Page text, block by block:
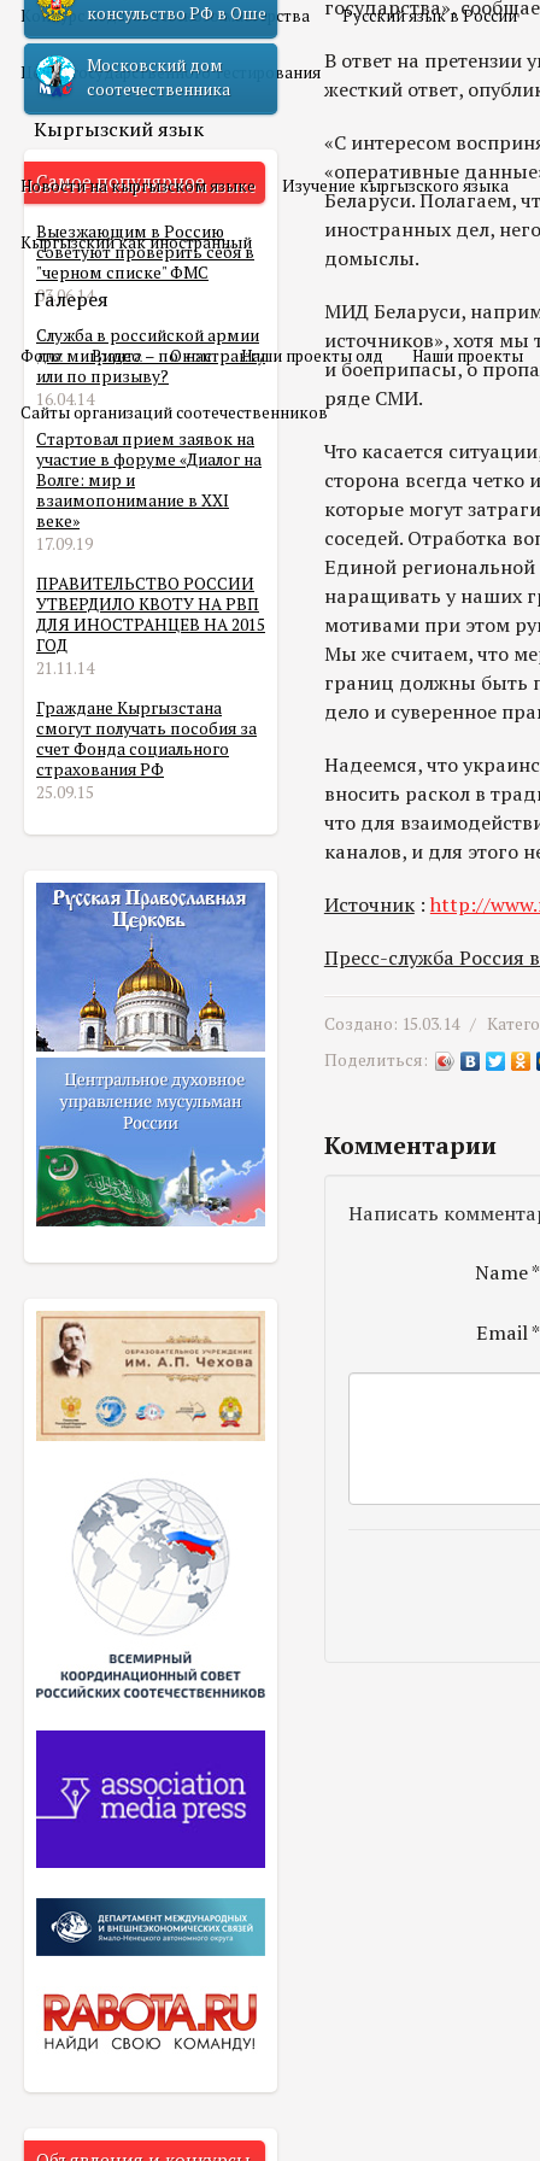
Конкурс педагогического мастерства Русский язык в России
Центр государственного тестирования
Кыргызский язык
Новости на кыргызском языке Изучение кыргызского языка
Кыргызский как иностранный
Галерея
Фото Видео О нас Наши проекты олд Наши проекты
Сайты организаций соотечественников
консульство РФ в Оше
Московский дом
соотечественника
Самое популярное
Выезжающим в Россию
советуют проверить себя в
"черном списке" ФМС
03.06.14
Служба в российской армии
для мигранта – по контракту
или по призыву?
16.04.14
Стартовал прием заявок на
участие в форуме «Диалог на
Волге: мир и
взаимопонимание в XXI
веке»
17.09.19
ПРАВИТЕЛЬСТВО РОССИИ
УТВЕРДИЛО КВОТУ НА РВП
ДЛЯ ИНОСТРАНЦЕВ НА 2015
ГОД
21.11.14
Граждане Кыргызстана
смогут получать пособия за
счет Фонда социального
страхования РФ
25.09.15
государства»,
В ответ на претензии
жесткий ответ,
«С интересом
«оперативные
Беларуси. Полагаем,
иностранных дел,
домыслы.
МИД Беларуси,
источников», хотя мы
и боеприпасы, о
ряде СМИ.
Что касается
сторона всегда
которые могут
соседей. Отработка
Единой
наращивать у наших
мотивами при этом
Мы же считаем, что
границ должны быть
дело и суверенное
Надеемся, что
вносить раскол в
что для
каналов, и для этого
Источник: http://
Пресс-служба Россия
Создано: 15.03.14 /
Поделиться:
Комментарии
Написать
Name*
Email*